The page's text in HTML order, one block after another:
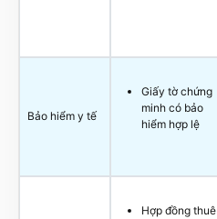
Bảo hiểm y tế
Giấy tờ chứng
minh có bảo
hiểm hợp lệ
Hợp đồng thuê